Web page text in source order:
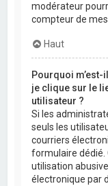
modérateur
compteur de
Haut
Pourquoi
je clique sur le
utilisateur ?
Si les
seuls les
courriers
formulaire dédié.
utilisation
électronique par